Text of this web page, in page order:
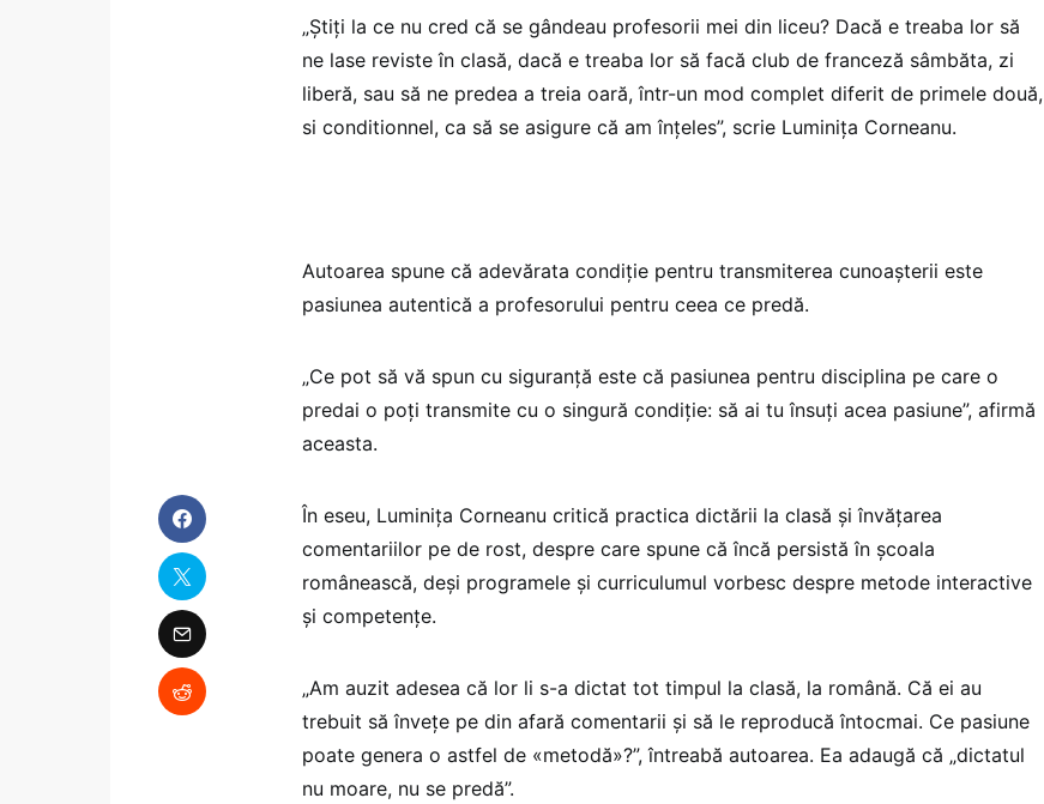
„Știți la ce nu cred că se gândeau profesorii mei din liceu? Dacă e treaba lor să
ne lase reviste în clasă, dacă e treaba lor să facă club de franceză sâmbăta, zi
liberă, sau să ne predea a treia oară, într-un mod complet diferit de primele două,
si conditionnel, ca să se asigure că am înțeles”, scrie Luminița Corneanu.
Autoarea spune că adevărata condiție pentru transmiterea cunoașterii este
pasiunea autentică a profesorului pentru ceea ce predă.
„Ce pot să vă spun cu siguranță este că pasiunea pentru disciplina pe care o
predai o poți transmite cu o singură condiție: să ai tu însuți acea pasiune”, afirmă
aceasta.
În eseu, Luminița Corneanu critică practica dictării la clasă și învățarea
comentariilor pe de rost, despre care spune că încă persistă în școala
românească, deși programele și curriculumul vorbesc despre metode interactive
și competențe.
„Am auzit adesea că lor li s-a dictat tot timpul la clasă, la română. Că ei au
trebuit să învețe pe din afară comentarii și să le reproducă întocmai. Ce pasiune
poate genera o astfel de «metodă»?”, întreabă autoarea. Ea adaugă că „dictatul
nu moare, nu se predă”.